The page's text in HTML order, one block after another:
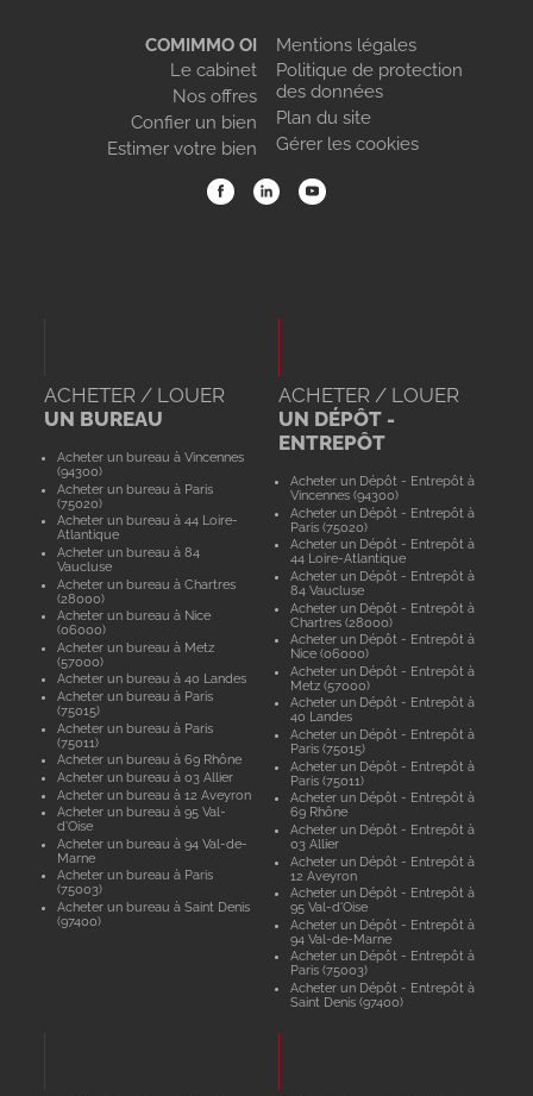
COMIMMO OI
Le cabinet
Nos offres
Confier un bien
Estimer votre bien
Mentions légales
Politique de protection
des données
Plan du site
Gérer les cookies
ACHETER / LOUER
UN BUREAU
Acheter un bureau à Vincennes
(94300)
Acheter un bureau à Paris
(75020)
Acheter un bureau à 44 Loire-
Atlantique
Acheter un bureau à 84
Vaucluse
Acheter un bureau à Chartres
(28000)
Acheter un bureau à Nice
(06000)
Acheter un bureau à Metz
(57000)
Acheter un bureau à 40 Landes
Acheter un bureau à Paris
(75015)
Acheter un bureau à Paris
(75011)
Acheter un bureau à 69 Rhône
Acheter un bureau à 03 Allier
Acheter un bureau à 12 Aveyron
Acheter un bureau à 95 Val-
d'Oise
Acheter un bureau à 94 Val-de-
Marne
Acheter un bureau à Paris
(75003)
Acheter un bureau à Saint Denis
(97400)
ACHETER / LOUER
UN DÉPÔT -
ENTREPÔT
Acheter un Dépôt - Entrepôt à
Vincennes (94300)
Acheter un Dépôt - Entrepôt à
Paris (75020)
Acheter un Dépôt - Entrepôt à
44 Loire-Atlantique
Acheter un Dépôt - Entrepôt à
84 Vaucluse
Acheter un Dépôt - Entrepôt à
Chartres (28000)
Acheter un Dépôt - Entrepôt à
Nice (06000)
Acheter un Dépôt - Entrepôt à
Metz (57000)
Acheter un Dépôt - Entrepôt à
40 Landes
Acheter un Dépôt - Entrepôt à
Paris (75015)
Acheter un Dépôt - Entrepôt à
Paris (75011)
Acheter un Dépôt - Entrepôt à
69 Rhône
Acheter un Dépôt - Entrepôt à
03 Allier
Acheter un Dépôt - Entrepôt à
12 Aveyron
Acheter un Dépôt - Entrepôt à
95 Val-d'Oise
Acheter un Dépôt - Entrepôt à
94 Val-de-Marne
Acheter un Dépôt - Entrepôt à
Paris (75003)
Acheter un Dépôt - Entrepôt à
Saint Denis (97400)